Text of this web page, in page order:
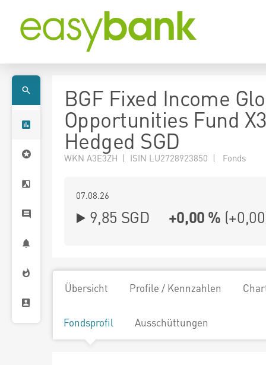
BGF Fixed Income
Opportunities Fund
Hedged SGD
WKN A3E3ZH | ISIN LU2728923850 | Fonds
07.08.26
9,85 SGD +0,00 % (+0,00
Übersicht Profile / Kennzahlen
Fondsprofil Ausschüttungen